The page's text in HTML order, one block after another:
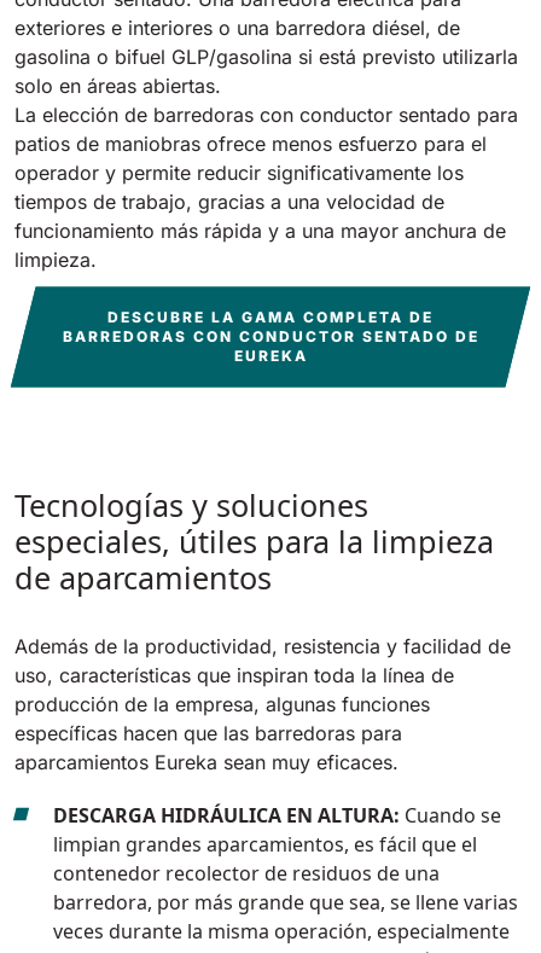
exteriores e interiores o una barredora diésel, de
gasolina o bifuel GLP/gasolina si está previsto utilizarla
solo en áreas abiertas.
La elección de barredoras con conductor sentado para
patios de maniobras ofrece menos esfuerzo para el
operador y permite reducir significativamente los
tiempos de trabajo, gracias a una velocidad de
funcionamiento más rápida y a una mayor anchura de
limpieza.
DESCUBRE LA GAMA COMPLETA DE
BARREDORAS CON CONDUCTOR SENTADO DE
EUREKA
Tecnologías y soluciones
especiales, útiles para la limpieza
de aparcamientos
Además de la productividad, resistencia y facilidad de
uso, características que inspiran toda la línea de
producción de la empresa, algunas funciones
específicas hacen que las barredoras para
aparcamientos Eureka sean muy eficaces.
DESCARGA HIDRÁULICA EN ALTURA: Cuando se
limpian grandes aparcamientos, es fácil que el
contenedor recolector de residuos de una
barredora, por más grande que sea, se llene varias
veces durante la misma operación, especialmente